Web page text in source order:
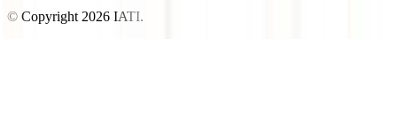
© Copyright 2026 IATI.